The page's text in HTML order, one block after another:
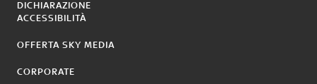
DICHIARAZIONE
ACCESSIBILITÀ
OFFERTA SKY MEDIA
CORPORATE